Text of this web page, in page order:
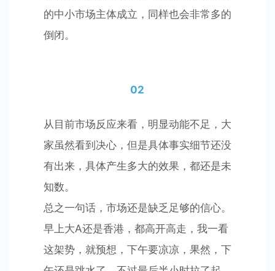
的中小市场主体成立，同样也会非常多的
倒闭。
02
从目前市场反应来看，明显动能不足，大
家虽然看到决心，但是具体事实细节还没
有出来，具体产生多大的效果，都还是未
知数。
总之一句话，市场还是缺乏足够的信心。
早上大A还是香港，都高开高走，我一看
这架势，就预想，下午要凉凉，果然，下